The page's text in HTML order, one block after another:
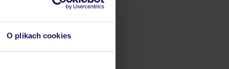
O plikach cookies
do